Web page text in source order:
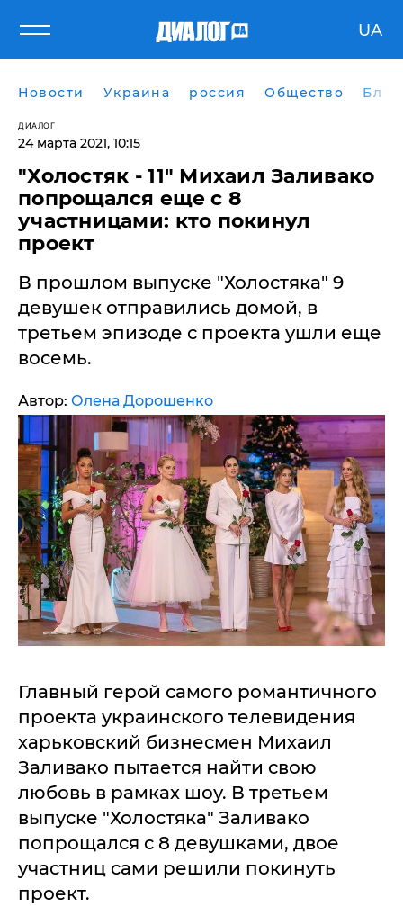
UA
Новости Украина россия Общество
ДИАЛОГ
24 марта 2021, 10:15
"Холостяк - 11" Михаил Заливако
попрощался еще с 8
участницами: кто покинул
проект
В прошлом выпуске "Холостяка" 9
девушек отправились домой, в
третьем эпизоде с проекта ушли еще
восемь.
Автор: Олена Дорошенко
Главный герой самого романтичного
проекта украинского телевидения
харьковский бизнесмен Михаил
Заливако пытается найти свою
любовь в рамках шоу. В третьем
выпуске "Холостяка" Заливако
попрощался с 8 девушками, двое
участниц сами решили покинуть
проект.